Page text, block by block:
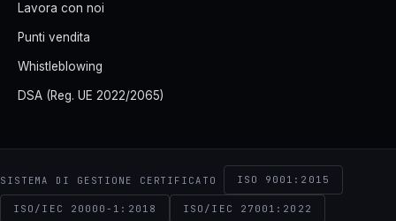
Lavora con noi
Punti vendita
Whistleblowing
DSA (Reg. UE 2022/2065)
SISTEMA DI GESTIONE CERTIFICATO ISO 9001:2015
ISO/IEC 20000-1:2018 ISO/IEC 27001:2022